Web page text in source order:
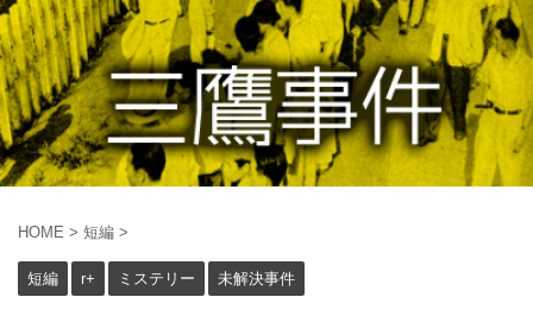
HOME > 短編 >
短編 r+ ミステリー 未解決事件